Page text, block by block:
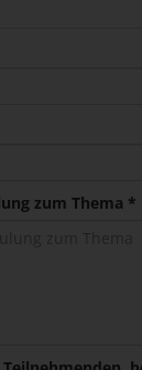
zum Thema *